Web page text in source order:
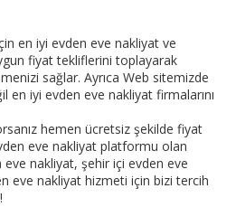
en iyi evden eve nakliyat ve
fiyat tekliflerini toplayarak
sağlar. Ayrıca Web sitemizde
en iyi evden eve nakliyat firmalarını
hemen ücretsiz şekilde fiyat
eve nakliyat platformu olan
eve nakliyat, şehir içi evden eve
eve nakliyat hizmeti için bizi tercih